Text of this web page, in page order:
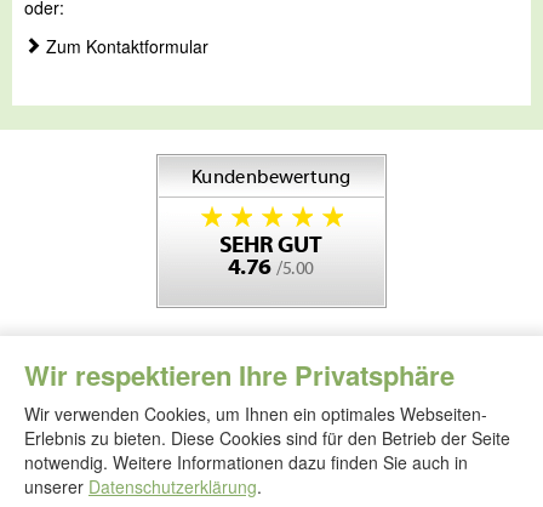
Wir respektieren Ihre Privatsphäre
Wir verwenden Cookies, um Ihnen ein optimales Webseiten-
Erlebnis zu bieten. Diese Cookies sind für den Betrieb der Seite
notwendig. Weitere Informationen dazu finden Sie auch in
unserer Datenschutzerklärung.
oder:
Zum Kontaktformular
Folgen